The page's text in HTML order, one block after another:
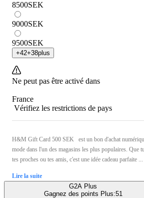
8500SEK
9000SEK
9500SEK
+42+38plus
Ne peut pas être activé dans
France
Vérifiez les restrictions de pays
H&M Gift Card 500 SEK est un bon d'achat
mode dans l'un des magasins les plus populaires. Que
tes proches ou tes amis, c'est une idée cadeau parfaite ...
Lire la suite
G2A Plus
Gagnez des points Plus:51